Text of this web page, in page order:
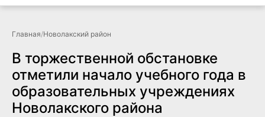
Главная/Новолакский район
В торжественной обстановке
отметили начало учебного года в
образовательных учреждениях
Новолакского района